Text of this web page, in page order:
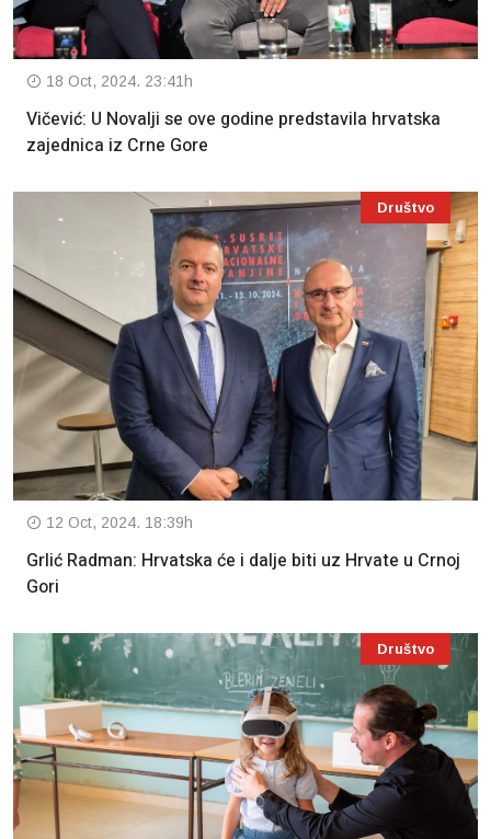
18 Oct, 2024. 23:41h
Vičević: U Novalji se ove godine predstavila hrvatska
zajednica iz Crne Gore
Društvo
12 Oct, 2024. 18:39h
Grlić Radman: Hrvatska će i dalje biti uz Hrvate u Crnoj
Gori
Društvo